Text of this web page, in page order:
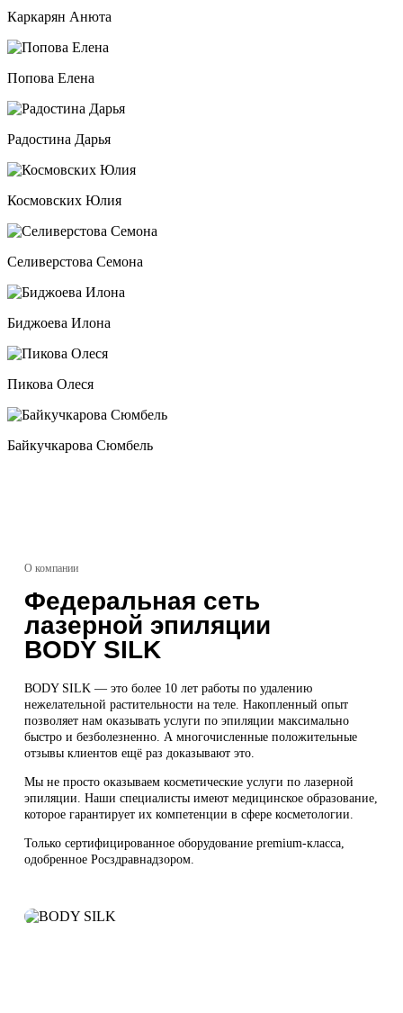
Каркарян Анюта
Попова Елена
Радостина Дарья
Космовских Юлия
Селиверстова Семона
Биджоева Илона
Пикова Олеся
Байкучкарова Сюмбель
О компании
Федеральная сеть
лазерной эпиляции
BODY SILK
BODY SILK — это более 10 лет работы по удалению
нежелательной растительности на теле. Накопленный опыт
позволяет нам оказывать услуги по эпиляции максимально
быстро и безболезненно. А многочисленные положительные
отзывы клиентов ещё раз доказывают это.
Мы не просто оказываем косметические услуги по лазерной
эпиляции. Наши специалисты имеют медицинское образование,
которое гарантирует их компетенции в сфере косметологии.
Только сертифицированное оборудование premium-класса,
одобренное Росздравнадзором.